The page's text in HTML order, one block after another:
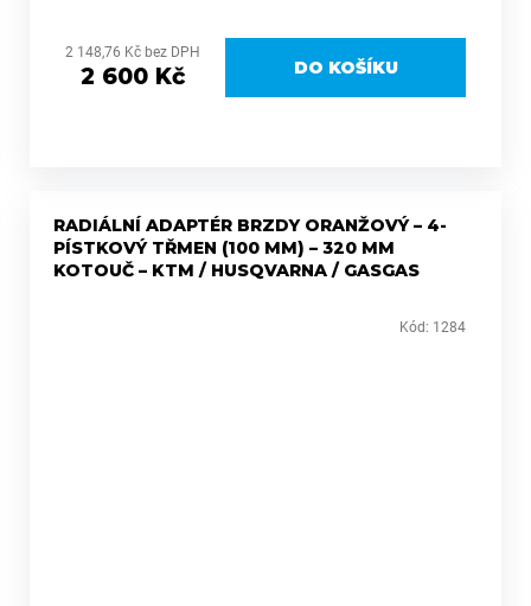
2 148,76 Kč bez DPH
2 600 Kč DO KOŠÍKU
RADIÁLNÍ ADAPTÉR BRZDY ORANŽOVÝ – 4-
PÍSTKOVÝ TŘMEN (100 MM) – 320 MM
KOTOUČ – KTM / HUSQVARNA / GASGAS
Kód: 1284